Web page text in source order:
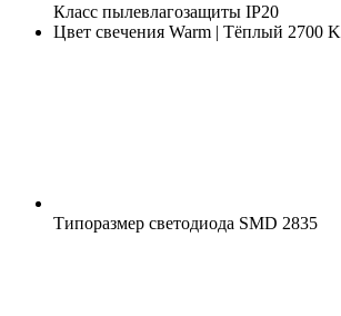
Класс пылевлагозащиты IP20
Цвет свечения Warm | Тёплый 2700 K
Типоразмер светодиода SMD 2835